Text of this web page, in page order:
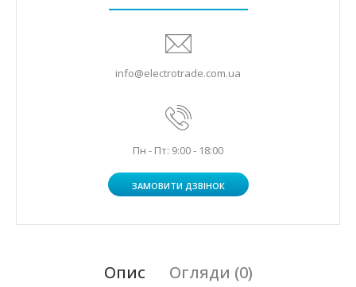
info@electrotrade.com.ua
Пн - Пт: 9:00 - 18:00
ЗАМОВИТИ ДЗВІНОК
Опис Огляди (0)